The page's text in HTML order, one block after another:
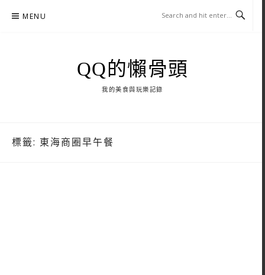
MENU
QQ的懶骨頭
我的美食與玩樂記錄
標籤: 東海商圈早午餐